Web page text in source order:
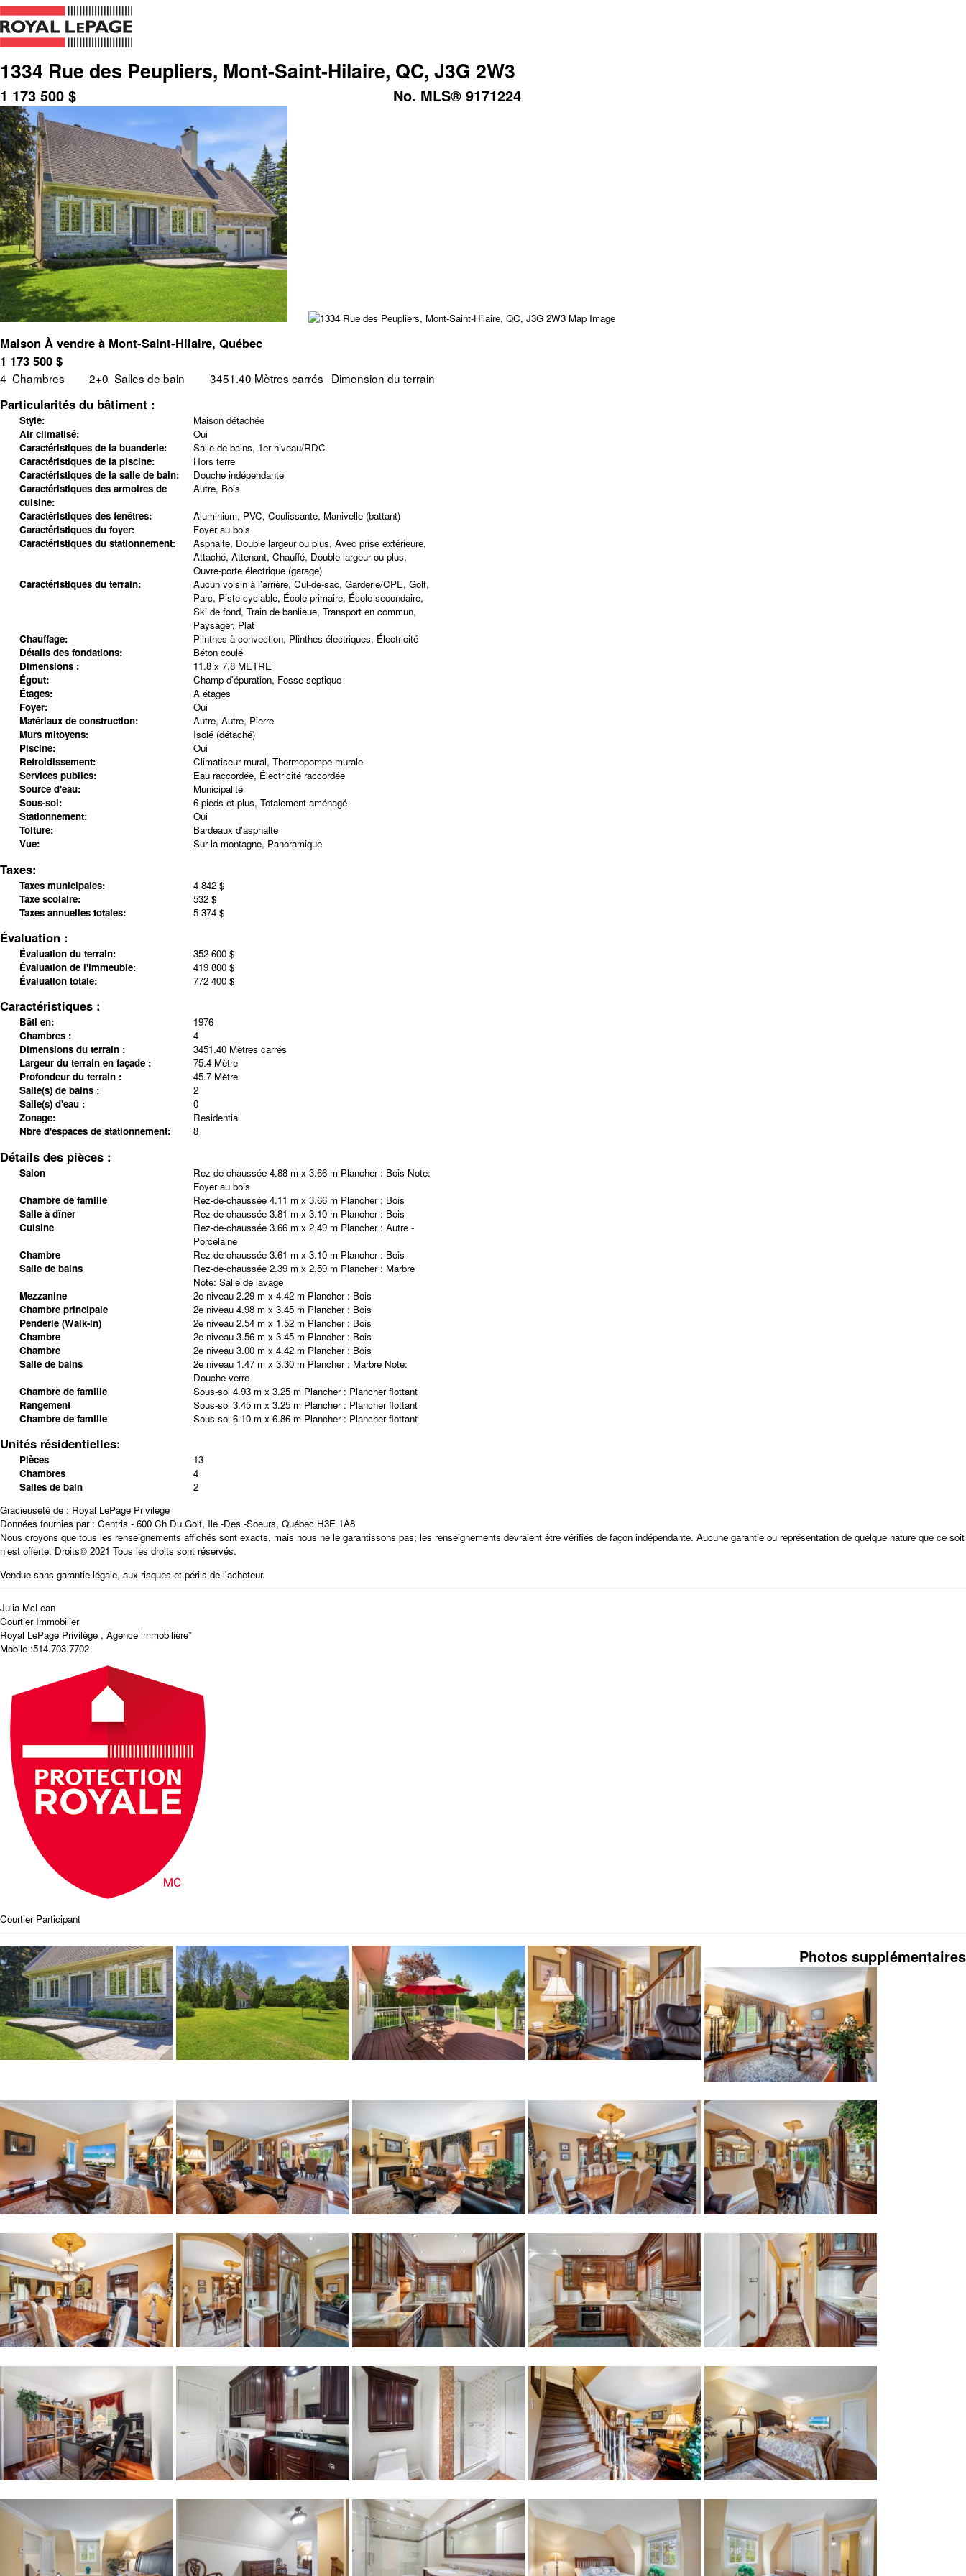
1334 Rue des Peupliers, Mont-Saint-Hilaire, QC, J3G 2W3
1 173 500 $ No. MLS® 9171224
Maison À vendre à Mont-Saint-Hilaire, Québec
1 173 500 $
4 Chambres 2+0 Salles de bain 3451.40 Mètres carrés Dimension du terrain
Particularités du bâtiment :
Style:
Maison détachée
Air climatisé:
Oui
Caractéristiques de la buanderie:
Salle de bains, 1er niveau/RDC
Caractéristiques de la piscine:
Hors terre
Caractéristiques de la salle de bain:
Douche indépendante
Caractéristiques des armoires de
cuisine:
Autre, Bois
Caractéristiques des fenêtres:
Aluminium, PVC, Coulissante, Manivelle (battant)
Caractéristiques du foyer:
Foyer au bois
Caractéristiques du stationnement:
Asphalte, Double largeur ou plus, Avec prise extérieure,
Attaché, Attenant, Chauffé, Double largeur ou plus,
Ouvre-porte électrique (garage)
Caractéristiques du terrain:
Aucun voisin à l'arrière, Cul-de-sac, Garderie/CPE, Golf,
Parc, Piste cyclable, École primaire, École secondaire,
Ski de fond, Train de banlieue, Transport en commun,
Paysager, Plat
Chauffage:
Plinthes à convection, Plinthes électriques, Électricité
Détails des fondations:
Béton coulé
Dimensions :
11.8 x 7.8 METRE
Égout:
Champ d'épuration, Fosse septique
Étages:
À étages
Foyer:
Oui
Matériaux de construction:
Autre, Autre, Pierre
Murs mitoyens:
Isolé (détaché)
Piscine:
Oui
Refroidissement:
Climatiseur mural, Thermopompe murale
Services publics:
Eau raccordée, Électricité raccordée
Source d'eau:
Municipalité
Sous-sol:
6 pieds et plus, Totalement aménagé
Stationnement:
Oui
Toiture:
Bardeaux d'asphalte
Vue:
Sur la montagne, Panoramique
Taxes:
Taxes municipales:
4 842 $
Taxe scolaire:
532 $
Taxes annuelles totales:
5 374 $
Évaluation :
Évaluation du terrain:
352 600 $
Évaluation de l'immeuble:
419 800 $
Évaluation totale:
772 400 $
Caractéristiques :
Bâti en:
1976
Chambres :
4
Dimensions du terrain :
3451.40 Mètres carrés
Largeur du terrain en façade :
75.4 Mètre
Profondeur du terrain :
45.7 Mètre
Salle(s) de bains :
2
Salle(s) d'eau :
0
Zonage:
Residential
Nbre d'espaces de stationnement:
8
Détails des pièces :
Salon Rez-de-chaussée 4.88 m x 3.66 m Plancher : Bois Note:
Foyer au bois
Chambre de famille
Rez-de-chaussée 4.11 m x 3.66 m Plancher : Bois
Salle à dîner
Rez-de-chaussée 3.81 m x 3.10 m Plancher : Bois
Cuisine
Rez-de-chaussée 3.66 m x 2.49 m Plancher : Autre -
Porcelaine
Chambre
Rez-de-chaussée 3.61 m x 3.10 m Plancher : Bois
Salle de bains
Rez-de-chaussée 2.39 m x 2.59 m Plancher : Marbre
Note: Salle de lavage
Mezzanine
2e niveau 2.29 m x 4.42 m Plancher : Bois
Chambre principale
2e niveau 4.98 m x 3.45 m Plancher : Bois
Penderie (Walk-in)
2e niveau 2.54 m x 1.52 m Plancher : Bois
Chambre
2e niveau 3.56 m x 3.45 m Plancher : Bois
Chambre
2e niveau 3.00 m x 4.42 m Plancher : Bois
Salle de bains
2e niveau 1.47 m x 3.30 m Plancher : Marbre Note:
Douche verre
Chambre de famille
Sous-sol 4.93 m x 3.25 m Plancher : Plancher flottant
Rangement
Sous-sol 3.45 m x 3.25 m Plancher : Plancher flottant
Chambre de famille
Sous-sol 6.10 m x 6.86 m Plancher : Plancher flottant
Unités résidentielles:
Pièces
13
Chambres
4
Salles de bain
2
Gracieuseté de : Royal LePage Privilège
Données fournies par : Centris - 600 Ch Du Golf, Ile -Des -Soeurs, Québec H3E 1A8
Nous croyons que tous les renseignements affichés sont exacts, mais nous ne le garantissons pas; les renseignements devraient être vérifiés de façon indépendante. Aucune garantie ou représentation de quelque nature que ce soit
n’est offerte. Droits© 2021 Tous les droits sont réservés.
Vendue sans garantie légale, aux risques et périls de l'acheteur.
Julia McLean
Courtier Immobilier
Royal LePage Privilège , Agence immobilière*
Mobile :514.703.7702
Courtier Participant
Photos supplémentaires